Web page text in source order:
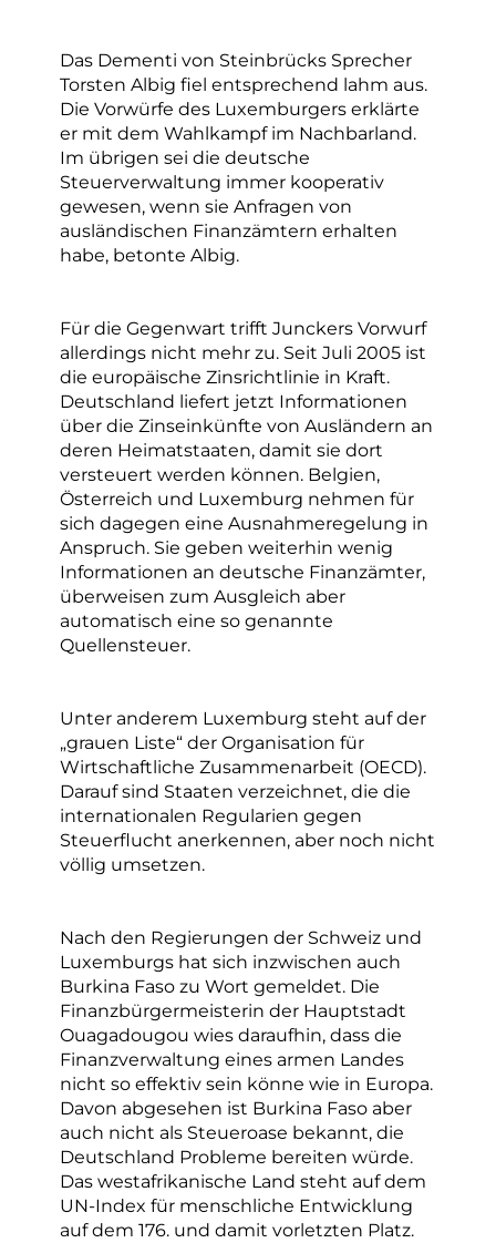
Das Dementi von Steinbrücks Sprecher
Torsten Albig fiel entsprechend lahm aus.
Die Vorwürfe des Luxemburgers erklärte
er mit dem Wahlkampf im Nachbarland.
Im übrigen sei die deutsche
Steuerverwaltung immer kooperativ
gewesen, wenn sie Anfragen von
ausländischen Finanzämtern erhalten
habe, betonte Albig.
Für die Gegenwart trifft Junckers Vorwurf
allerdings nicht mehr zu. Seit Juli 2005 ist
die europäische Zinsrichtlinie in Kraft.
Deutschland liefert jetzt Informationen
über die Zinseinkünfte von Ausländern an
deren Heimatstaaten, damit sie dort
versteuert werden können. Belgien,
Österreich und Luxemburg nehmen für
sich dagegen eine Ausnahmeregelung in
Anspruch. Sie geben weiterhin wenig
Informationen an deutsche Finanzämter,
überweisen zum Ausgleich aber
automatisch eine so genannte
Quellensteuer.
Unter anderem Luxemburg steht auf der
„grauen Liste“ der Organisation für
Wirtschaftliche Zusammenarbeit (OECD).
Darauf sind Staaten verzeichnet, die die
internationalen Regularien gegen
Steuerflucht anerkennen, aber noch nicht
völlig umsetzen.
Nach den Regierungen der Schweiz und
Luxemburgs hat sich inzwischen auch
Burkina Faso zu Wort gemeldet. Die
Finanzbürgermeisterin der Hauptstadt
Ouagadougou wies daraufhin, dass die
Finanzverwaltung eines armen Landes
nicht so effektiv sein könne wie in Europa.
Davon abgesehen ist Burkina Faso aber
auch nicht als Steueroase bekannt, die
Deutschland Probleme bereiten würde.
Das westafrikanische Land steht auf dem
UN-Index für menschliche Entwicklung
auf dem 176. und damit vorletzten Platz.